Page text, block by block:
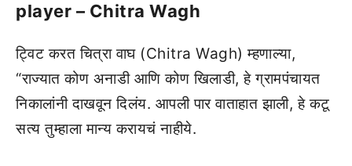
player – Chitra Wagh
ट्विट करत चित्रा वाघ (Chitra Wagh) म्हणाल्या,
“राज्यात कोण अनाडी आणि कोण खिलाडी, हे ग्रामपंचायत
निकालांनी दाखवून दिलंय. आपली पार वाताहात झाली, हे कटू
सत्य तुम्हाला मान्य करायचं नाहीये.